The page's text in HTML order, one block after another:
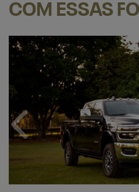
COM ESSAS
Anterior